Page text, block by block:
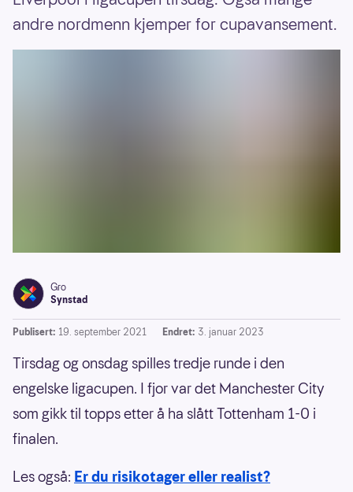
andre nordmenn kjemper for cupavansement.
Gro
Synstad
Publisert: 19. september 2021 Endret: 3. januar 2023
Tirsdag og onsdag spilles tredje runde i den
engelske ligacupen. I fjor var det Manchester City
som gikk til topps etter å ha slått Tottenham 1-0 i
finalen.
Les også: Er du risikotager eller realist?